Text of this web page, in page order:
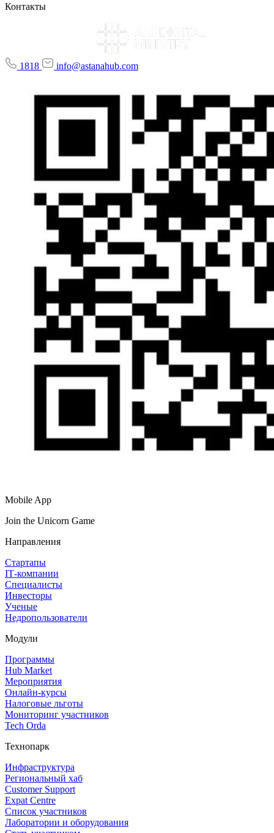
Контакты
1818 info@astanahub.com
Mobile App
Join the Unicorn Game
Направления
Стартапы
IT‑компании
Специалисты
Инвесторы
Ученые
Недропользователи
Модули
Программы
Hub Market
Мероприятия
Онлайн‑курсы
Налоговые льготы
Мониторинг участников
Tech Orda
Технопарк
Инфраструктура
Региональный хаб
Customer Support
Expat Centre
Список участников
Лаборатории и оборудования